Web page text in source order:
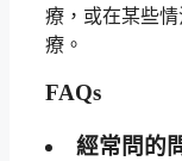
療，或在某些
療。
FAQs
經常問的